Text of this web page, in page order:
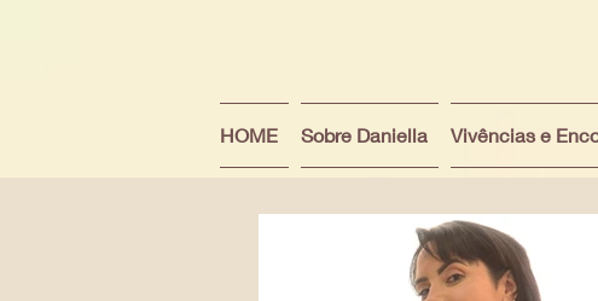
HOME Sobre Daniella Vivências e